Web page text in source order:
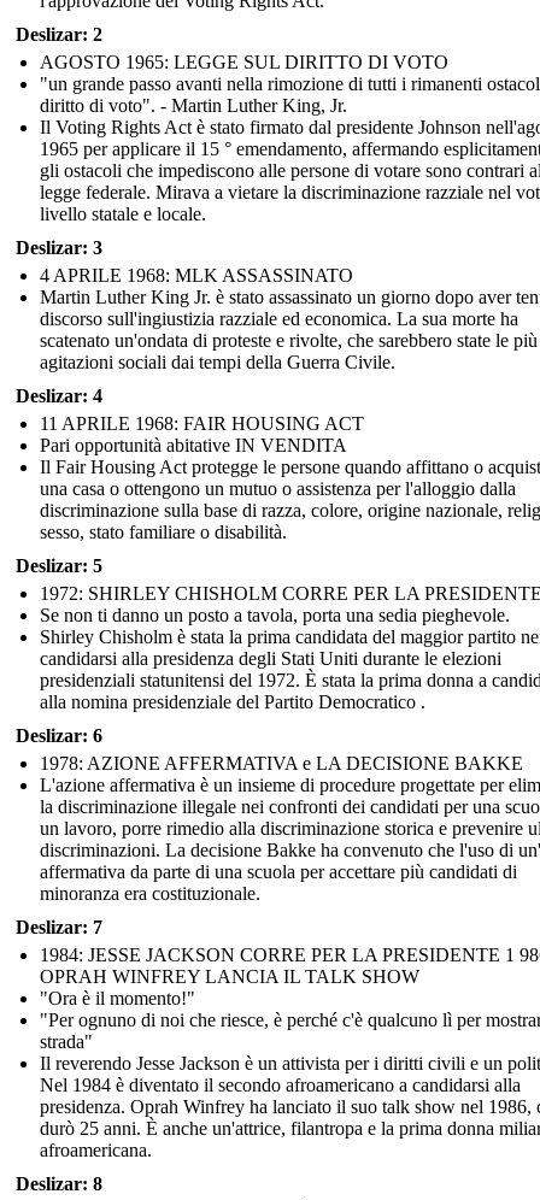
Deslizar: 2
AGOSTO 1965: LEGGE SUL DIRITTO DI VOTO
"un grande passo avanti nella rimozione di tutti i rimanenti
diritto di voto". - Martin Luther King, Jr.
Il Voting Rights Act è stato firmato dal presidente Johnson
1965 per applicare il 15 ° emendamento, affermando
gli ostacoli che impediscono alle persone di votare sono contrari
legge federale. Mirava a vietare la discriminazione razziale nel
livello statale e locale.
Deslizar: 3
4 APRILE 1968: MLK ASSASSINATO
Martin Luther King Jr. è stato assassinato un giorno dopo aver
discorso sull'ingiustizia razziale ed economica. La sua morte ha
scatenato un'ondata di proteste e rivolte, che sarebbero state le
agitazioni sociali dai tempi della Guerra Civile.
Deslizar: 4
11 APRILE 1968: FAIR HOUSING ACT
Pari opportunità abitative IN VENDITA
Il Fair Housing Act protegge le persone quando affittano o
una casa o ottengono un mutuo o assistenza per l'alloggio dalla
discriminazione sulla base di razza, colore, origine nazionale,
sesso, stato familiare o disabilità.
Deslizar: 5
1972: SHIRLEY CHISHOLM CORRE PER LA
Se non ti danno un posto a tavola, porta una sedia pieghevole.
Shirley Chisholm è stata la prima candidata del maggior partito
candidarsi alla presidenza degli Stati Uniti durante le elezioni
presidenziali statunitensi del 1972. È stata la prima donna a
alla nomina presidenziale del Partito Democratico .
Deslizar: 6
1978: AZIONE AFFERMATIVA e LA DECISIONE BAKKE
L'azione affermativa è un insieme di procedure progettate per
la discriminazione illegale nei confronti dei candidati per una
un lavoro, porre rimedio alla discriminazione storica e prevenire
discriminazioni. La decisione Bakke ha convenuto che l'uso di
affermativa da parte di una scuola per accettare più candidati di
minoranza era costituzionale.
Deslizar: 7
1984: JESSE JACKSON CORRE PER LA PRESIDENTE 1
OPRAH WINFREY LANCIA IL TALK SHOW
"Ora è il momento!"
"Per ognuno di noi che riesce, è perché c'è qualcuno lì per
strada"
Il reverendo Jesse Jackson è un attivista per i diritti civili e un
Nel 1984 è diventato il secondo afroamericano a candidarsi alla
presidenza. Oprah Winfrey ha lanciato il suo talk show nel 1986,
durò 25 anni. È anche un'attrice, filantropa e la prima donna
afroamericana.
Deslizar: 8